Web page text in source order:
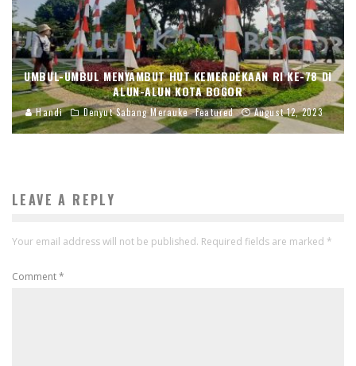
UMBUL-UMBUL MENYAMBUT HUT KEMERDEKAAN RI KE-78 DI
ALUN-ALUN KOTA BOGOR
Handi Denyut Sabang Merauke Featured August 12, 2023
LEAVE A REPLY
Your email address will not be published. Required fields are marked *
Comment*